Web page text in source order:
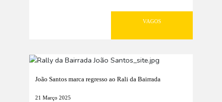
VAGOS
João Santos marca regresso ao Rali da Bairrada
21 Março 2025